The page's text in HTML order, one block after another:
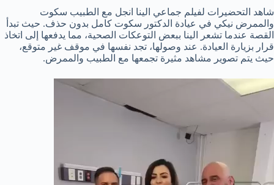
شاهد التحضيرات لفيلم جماعي الينا انجل مع الطبيب سكوت
والممرض نيكي في عيادة الدكتور سكوت كامل بدون حذف. حيث تبدأ
القصة عندما تشعر الينا ببعض التوعكات الصحية، مما يدفعها إلى اتخاذ
قرار بزيارة العيادة. عند وصولها، تجد نفسها في موقف غير متوقع،
حيث يتم تصوير مشاهد مثيرة تجمعها مع الطبيب والممرض.